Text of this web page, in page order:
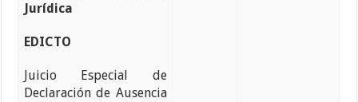
Jurídica
EDICTO
Juicio Especial de
Declaración de Ausencia